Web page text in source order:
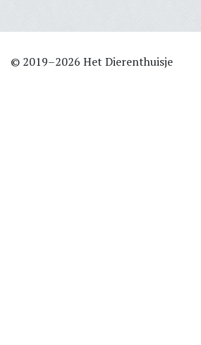
© 2019–2026 Het Dierenthuisje